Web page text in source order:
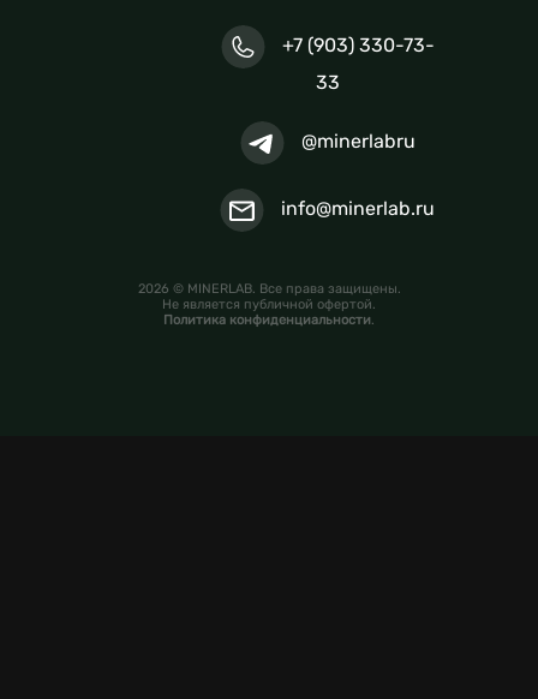
+7 (903) 330-73-
33
@minerlabru
info@minerlab.ru
2026 © MINERLAB. Все права защищены.
Не является публичной офертой.
Политика конфиденциальности.